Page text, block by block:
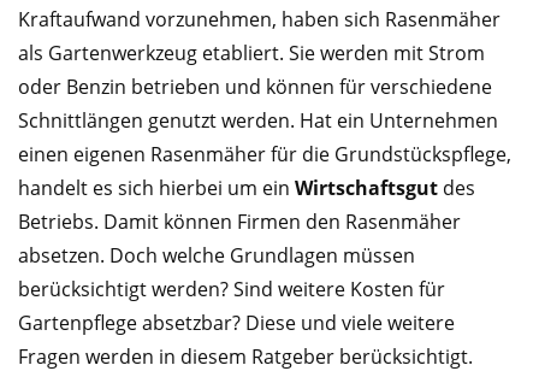
Kraftaufwand vorzunehmen, haben sich Rasenmäher
als Gartenwerkzeug etabliert. Sie werden mit Strom
oder Benzin betrieben und können für verschiedene
Schnittlängen genutzt werden. Hat ein Unternehmen
einen eigenen Rasenmäher für die Grundstückspflege,
handelt es sich hierbei um ein Wirtschaftsgut des
Betriebs. Damit können Firmen den Rasenmäher
absetzen. Doch welche Grundlagen müssen
berücksichtigt werden? Sind weitere Kosten für
Gartenpflege absetzbar? Diese und viele weitere
Fragen werden in diesem Ratgeber berücksichtigt.